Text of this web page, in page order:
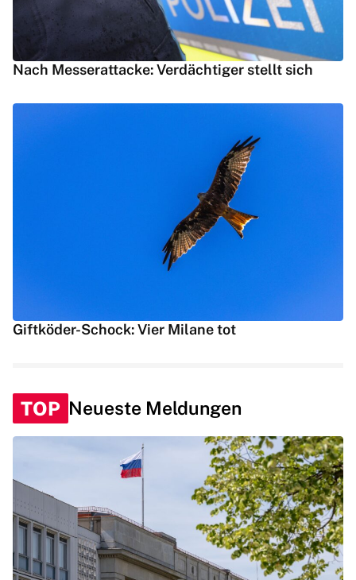
Nach Messerattacke: Verdächtiger stellt sich
Giftköder-Schock: Vier Milane tot
TOP Neueste Meldungen